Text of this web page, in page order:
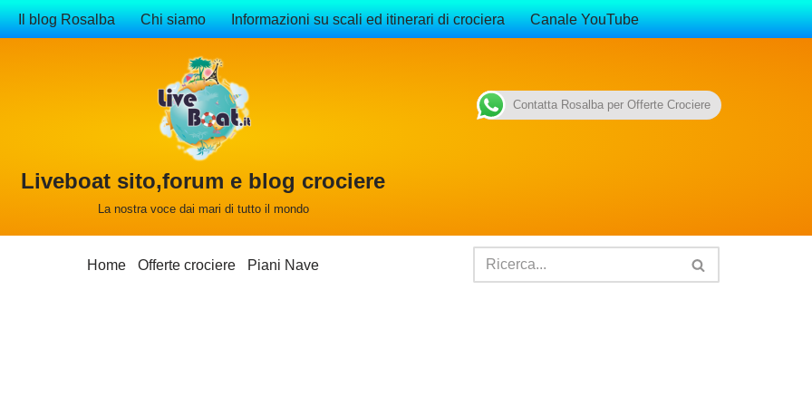
Il blog Rosalba Chi siamo Informazioni su scali ed itinerari di crociera Canale YouTube
Liveboat sito,forum e blog crociere
La nostra voce dai mari di tutto il mondo
Home Offerte crociere Piani Nave
Contatta Rosalba per Offerte Crociere